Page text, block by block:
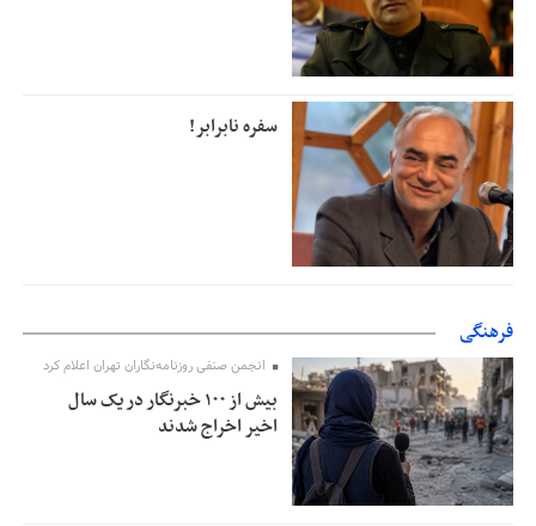
سفره نابرابر!
فرهنگی
انجمن صنفی روزنامه‌نگاران تهران اعلام کرد
بیش از ۱۰۰ خبرنگار در یک سال
اخیر اخراج شدند